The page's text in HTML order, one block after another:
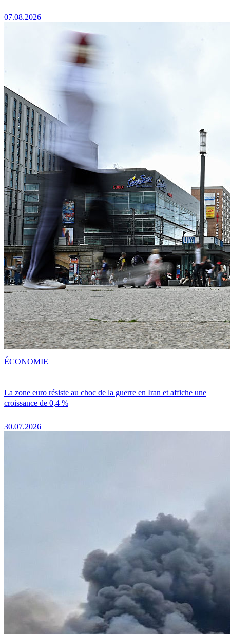
07.08.2026
La zone euro résiste au choc de la guerre en Iran et affiche une
croissance de 0,4 %
30.07.2026
ÉCONOMIE